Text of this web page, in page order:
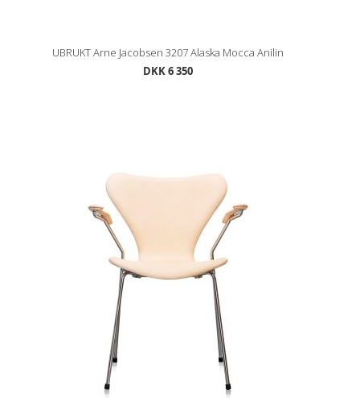
UBRUKT Arne Jacobsen 3207 Alaska Mocca Anilin
DKK 6 350